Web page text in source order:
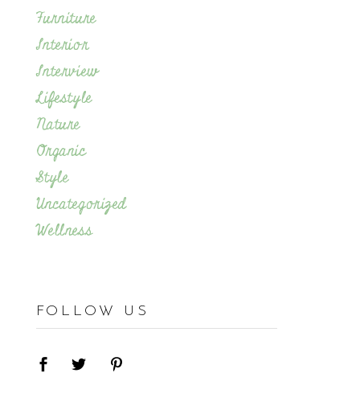
Furniture
Interior
Interview
Lifestyle
Nature
Organic
Style
Uncategorized
Wellness
FOLLOW US